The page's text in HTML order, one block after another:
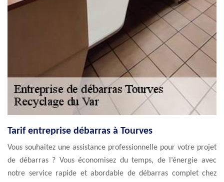
Tarif entreprise débarras à Tourves
Vous souhaitez une assistance professionnelle pour votre projet
de débarras ? Vous économisez du temps, de l’énergie avec
notre service rapide et abordable de débarras complet chez